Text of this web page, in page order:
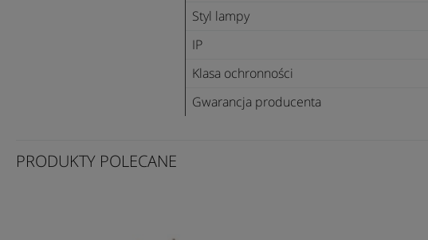
Styl lampy
IP
Klasa ochronności
Gwarancja producenta
PRODUKTY POLECANE